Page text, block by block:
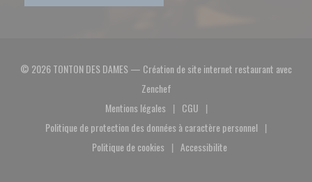
© 2026 TONTON DES DAMES — Création de site internet restaurant avec
Zenchef((ouvre une nouvelle fenêtre))
Mentions légales
((ouvre une nouvelle fenêtre))
CGU
((ouvre une nouvelle fenêtre))
Politique de protection des données à caractère personnel
((ouvre une nouvelle fenêtre))
Politique de cookies
((ouvre une nouvelle fenêtre))
Accessibilite
((ouvre une nouvelle fenêtre))